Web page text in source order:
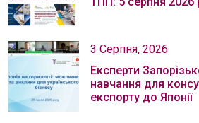
3 Серпня, 2026
Експерти
навчання для
експорту до Японії